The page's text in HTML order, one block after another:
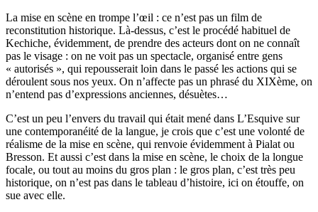
La mise en scène en trompe l’œil : ce n’est pas un film de
reconstitution historique. Là-dessus, c’est le procédé habituel de
Kechiche, évidemment, de prendre des acteurs dont on ne connaît
pas le visage : on ne voit pas un spectacle, organisé entre gens
« autorisés », qui repousserait loin dans le passé les actions qui se
déroulent sous nos yeux. On n’affecte pas un phrasé du XIXème, on
n’entend pas d’expressions anciennes, désuètes…
C’est un peu l’envers du travail qui était mené dans L’Esquive sur
une contemporanéité de la langue, je crois que c’est une volonté de
réalisme de la mise en scène, qui renvoie évidemment à Pialat ou
Bresson. Et aussi c’est dans la mise en scène, le choix de la longue
focale, ou tout au moins du gros plan : le gros plan, c’est très peu
historique, on n’est pas dans le tableau d’histoire, ici on étouffe, on
sue avec elle.